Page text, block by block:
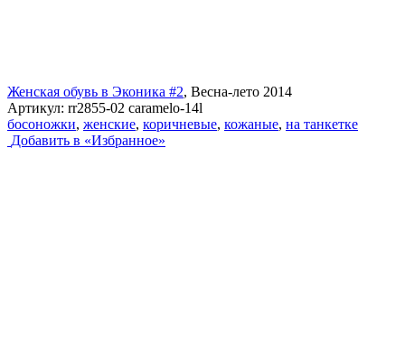
Женская обувь в Эконика #2, Весна-лето 2014
Артикул: rr2855-02 caramelo-14l
босоножки, женские, коричневые, кожаные, на танкетке
Добавить в «Избранное»